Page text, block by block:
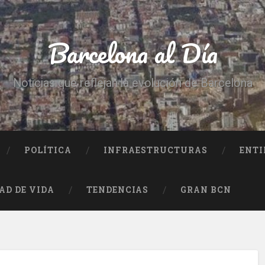
Barcelona al Día
Noticias que reflejan la evolución de Barcelona
POLÍTICA INFRAESTRUCTURAS
DE VIDA TENDENCIAS GRAN BCN